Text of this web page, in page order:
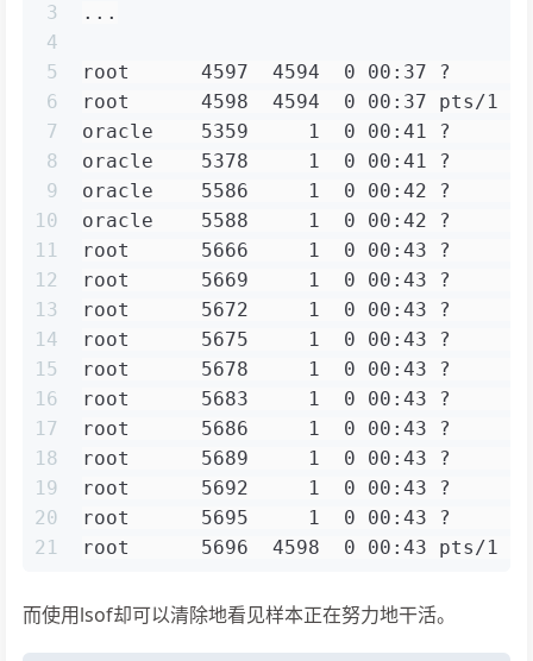
3
4
5
6
7
8
9
10
11
12
13
14
15
16
17
18
19
20
21
...
root      4597  4594  0 00:37 ?
root      4598  4594  0 00:37 pts/1
oracle    5359     1  0 00:41 ?
oracle    5378     1  0 00:41 ?
oracle    5586     1  0 00:42 ?
oracle    5588     1  0 00:42 ?
root      5666     1  0 00:43 ?
root      5669     1  0 00:43 ?
root      5672     1  0 00:43 ?
root      5675     1  0 00:43 ?
root      5678     1  0 00:43 ?
root      5683     1  0 00:43 ?
root      5686     1  0 00:43 ?
root      5689     1  0 00:43 ?
root      5692     1  0 00:43 ?
root      5695     1  0 00:43 ?
root      5696  4598  0 00:43 pts/1
而使用lsof却可以清除地看见样本正在努力地干活。